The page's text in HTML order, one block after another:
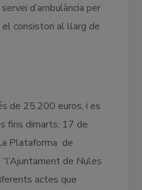
d’ambulància per
consistori al llarg de
de 25.200 euros, i es
fins dimarts, 17 de
Plataforma de
de Nules
actes que